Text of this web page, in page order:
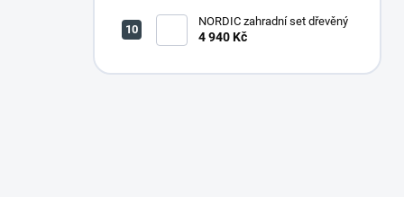
NORDIC zahradní set dřevěný
4 940 Kč